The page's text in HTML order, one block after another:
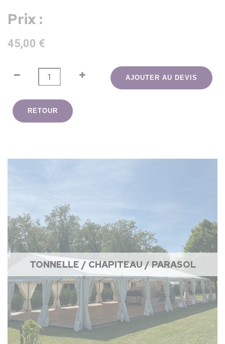
Prix :
45,00 €
AJOUTER AU DEVIS
RETOUR
TONNELLE / CHAPITEAU / PARASOL